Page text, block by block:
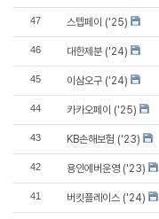
47 스텝페이 ('25)
46 대한제분 ('24)
45 이삼오구 ('24)
44 카카오페이 ('25)
43 KB손해보험 ('23)
42 용인에버운영 ('23)
41 버킷플레이스 ('24)